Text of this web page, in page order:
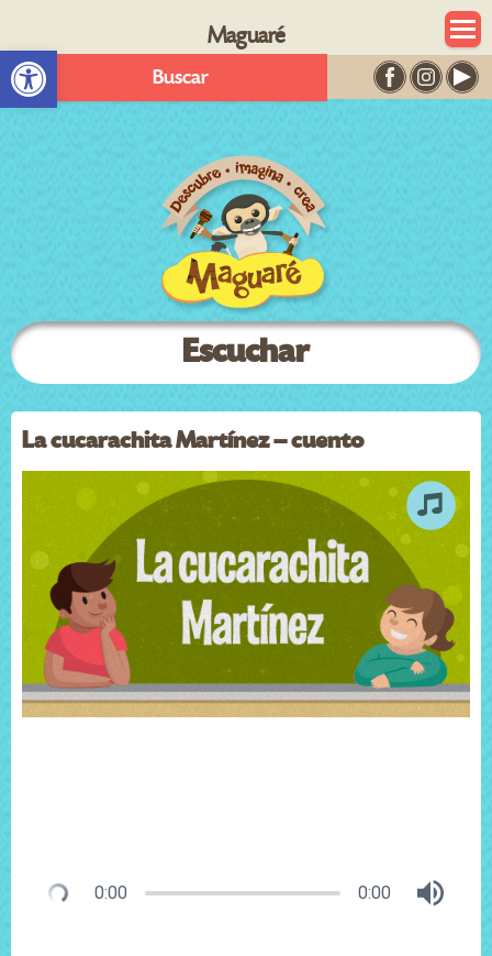
Abrir barra de herramientas
Maguaré
Buscar
Escuchar
La cucarachita Martínez – cuento
0:00 0:00